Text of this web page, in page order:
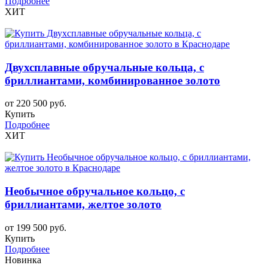
ХИТ
Двухсплавные обручальные кольца, с
бриллиантами, комбинированное золото
от 220 500 руб.
Купить
Подробнее
ХИТ
Необычное обручальное кольцо, с
бриллиантами, желтое золото
от 199 500 руб.
Купить
Подробнее
Новинка